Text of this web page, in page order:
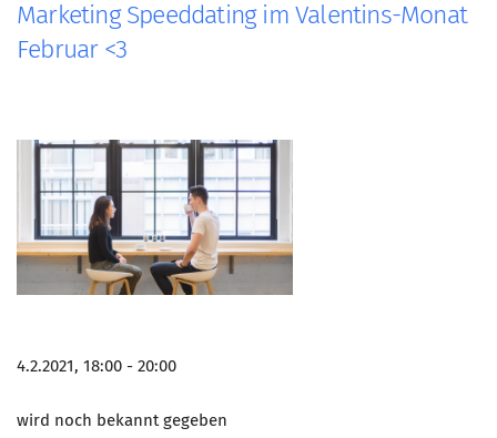
Marketing Speeddating im Valentins-Monat
Februar <3
4.2.2021, 18:00 - 20:00
wird noch bekannt gegeben